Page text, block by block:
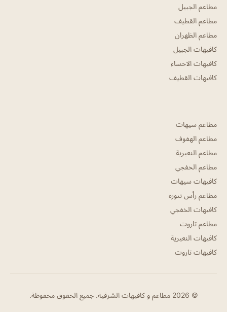
مطاعم الجبيل
مطاعم القطيف
مطاعم الظهران
كافيهات الجبيل
كافيهات الاحساء
كافيهات القطيف
مطاعم سيهات
مطاعم الهفوف
مطاعم النعيرية
مطاعم الخفجي
كافيهات سيهات
مطاعم رأس تنوره
كافيهات الخفجي
مطاعم تاروت
كافيهات النعيرية
كافيهات تاروت
© 2026 مطاعم و كافيهات الشرقية. جميع الحقوق محفوظة.